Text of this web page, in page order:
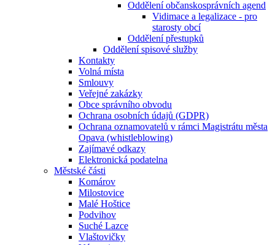
Oddělení občanskosprávních agend
Vidimace a legalizace - pro
starosty obcí
Oddělení přestupků
Oddělení spisové služby
Kontakty
Volná místa
Smlouvy
Veřejné zakázky
Obce správního obvodu
Ochrana osobních údajů (GDPR)
Ochrana oznamovatelů v rámci Magistrátu města
Opava (whistleblowing)
Zajímavé odkazy
Elektronická podatelna
Městské části
Komárov
Milostovice
Malé Hoštice
Podvihov
Suché Lazce
Vlaštovičky